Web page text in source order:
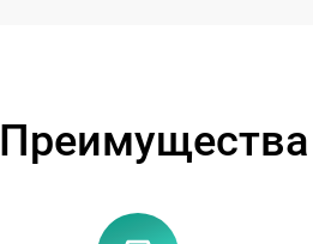
Преимущества